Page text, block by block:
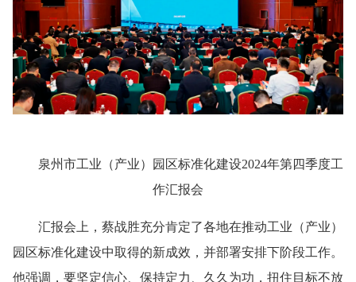
泉州市工业（产业）园区标准化建设2024年第四季度工
作汇报会
汇报会上，蔡战胜充分肯定了各地在推动工业（产业）
园区标准化建设中取得的新成效，并部署安排下阶段工作。
他强调，要坚定信心、保持定力、久久为功，扭住目标不放